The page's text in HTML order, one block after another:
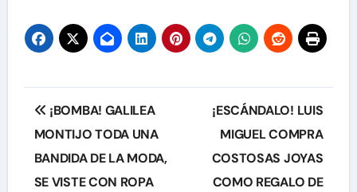
Navegación
de
entradas
¡BOMBA! GALILEA
MONTIJO TODA UNA
BANDIDA DE LA MODA,
SE VISTE CON ROPA
¡ESCÁNDALO! LUIS
MIGUEL COMPRA
COSTOSAS JOYAS
COMO REGALO DE